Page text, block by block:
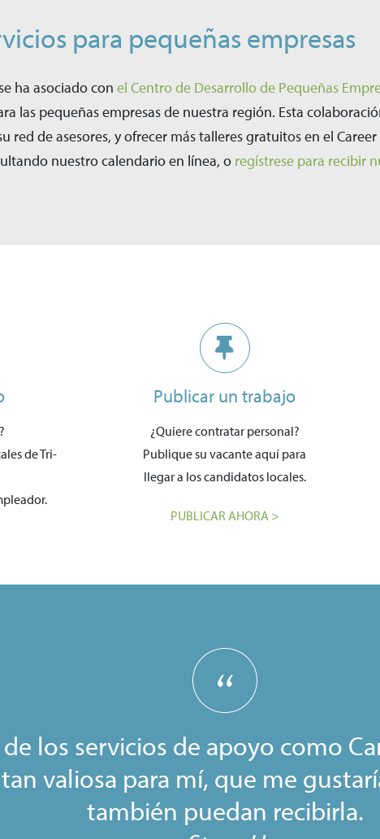
para pequeñas empresas
ha asociado con el Centro de Desarrollo de Pequeñas
las pequeñas empresas de nuestra región. Esta
red de asesores, y ofrecer más talleres gratuitos en el
nuestro calendario en línea, o regístrese para recibir
de Tri-
Publicar un trabajo
¿Quiere contratar personal?
Publique su vacante aquí para
llegar a los candidatos locales.
PUBLICAR AHORA >
los servicios de apoyo como
valiosa para mí, que me
también puedan recibirla.